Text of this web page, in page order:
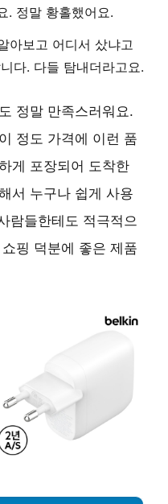
. 정말 황홀했어요.
아보고 어디서 샀냐고
다. 다들 탐내더라고요.
정말 만족스러워요.
정도 가격에 이런 품
게 포장되어 도착한
서 누구나 쉽게 사용
람들한테도 적극적으
핑 덕분에 좋은 제품